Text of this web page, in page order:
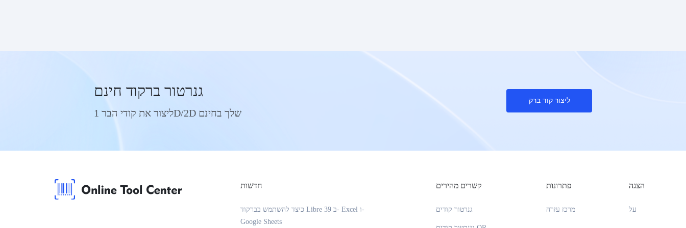
גנרטור ברקוד חינם
ליצור את קודי הבר 1D/2D שלך בחינם
ליצור קוד ברק
חדשות
כיצד להשתמש בברקוד Libre 39 ב- Excel ו-
Google Sheets
קשרים מהירים
גנרטור קודים
פתרונות
מרכז עזרה
הצגה
על